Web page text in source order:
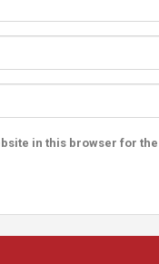
in this browser for